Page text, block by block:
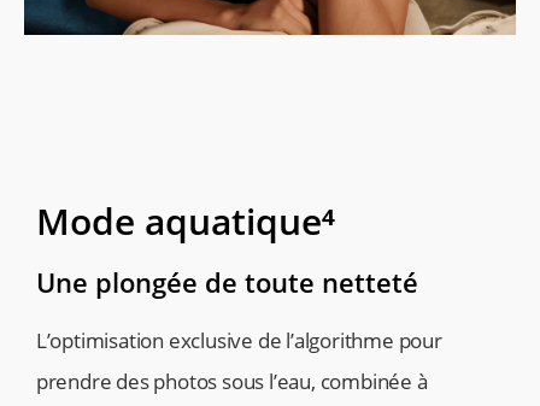
L’optimisation exclusive de l’algorithme pour
prendre des photos sous l’eau, combinée à
Une plongée de toute netteté
Mode aquatique⁴